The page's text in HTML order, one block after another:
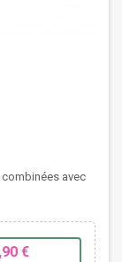
avec
€